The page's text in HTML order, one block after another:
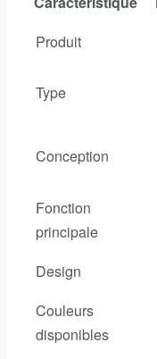
Produit
Type
Conception
Fonction
principale
Design
Couleurs
disponibles